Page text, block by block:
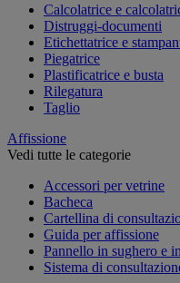
Calcolatrice e
Distruggi-documenti
Etichettatrice e
Piegatrice
Plastificatrice e busta
Rilegatura
Taglio
Affissione
Vedi tutte le categorie
Accessori per vetrine
Bacheca
Cartellina di
Guida per affissione
Pannello in sughero e
Sistema di